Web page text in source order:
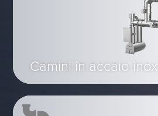
Camini in accaio inox